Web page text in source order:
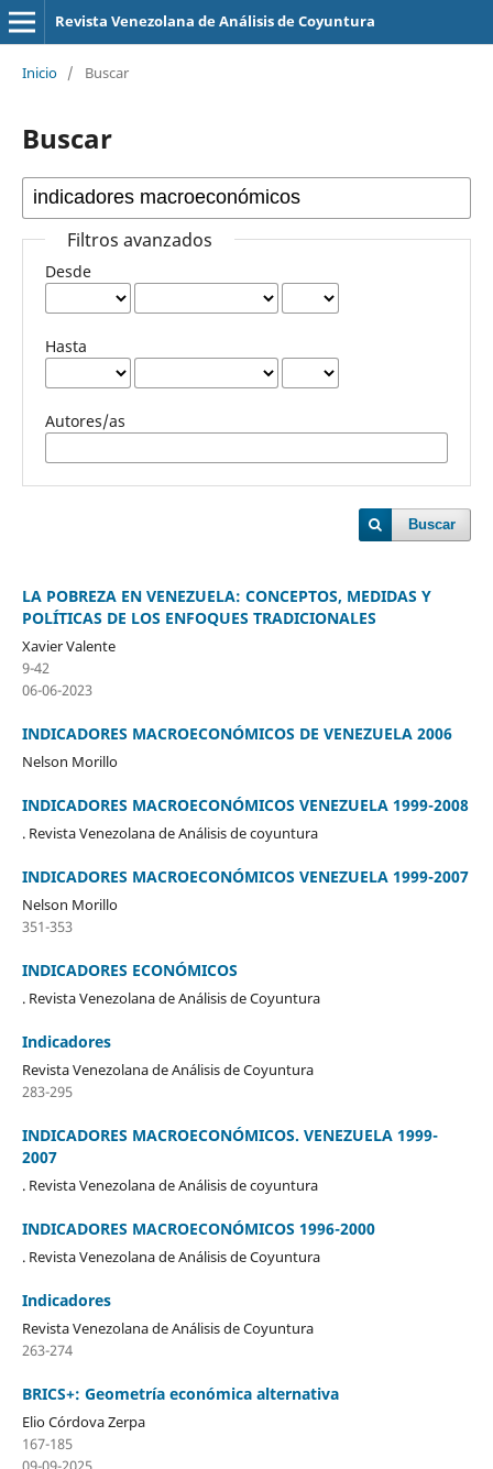
Revista Venezolana de Análisis de Coyuntura
Inicio / Buscar
Buscar
Filtros avanzados
Desde
Hasta
Autores/as
Buscar
LA POBREZA EN VENEZUELA: CONCEPTOS, MEDIDAS Y
POLÍTICAS DE LOS ENFOQUES TRADICIONALES
Xavier Valente
9-42
06-06-2023
INDICADORES MACROECONÓMICOS DE VENEZUELA 2006
Nelson Morillo
INDICADORES MACROECONÓMICOS VENEZUELA 1999-2008
. Revista Venezolana de Análisis de coyuntura
INDICADORES MACROECONÓMICOS VENEZUELA 1999-2007
Nelson Morillo
351-353
INDICADORES ECONÓMICOS
. Revista Venezolana de Análisis de Coyuntura
Indicadores
Revista Venezolana de Análisis de Coyuntura
283-295
INDICADORES MACROECONÓMICOS. VENEZUELA 1999-
2007
. Revista Venezolana de Análisis de coyuntura
INDICADORES MACROECONÓMICOS 1996-2000
. Revista Venezolana de Análisis de Coyuntura
Indicadores
Revista Venezolana de Análisis de Coyuntura
263-274
BRICS+: Geometría económica alternativa
Elio Córdova Zerpa
167-185